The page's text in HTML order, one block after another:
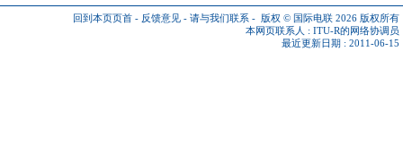
回到本页页首 - 反馈意见 - 请与我们联系 - 版权 © 国际电联 2026 版权所有
本网页联系人 : ITU-R的网络协调员
最近更新日期 : 2011-06-15